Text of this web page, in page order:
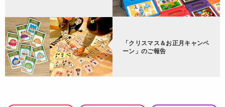
「クリスマス＆お正月キャンペ
ーン」のご報告